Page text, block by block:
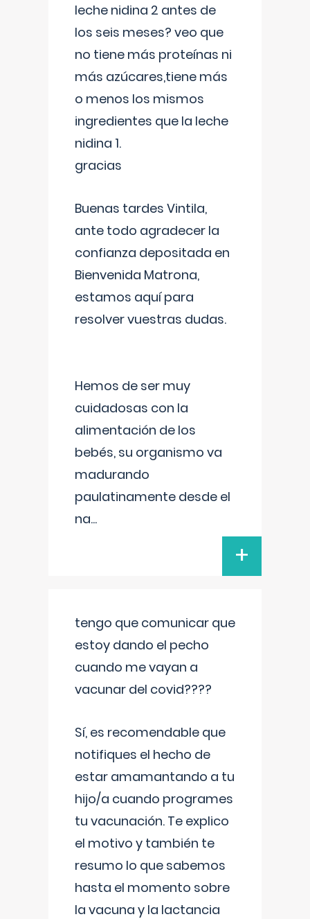
leche nidina 2 antes de
los seis meses? veo que
no tiene más proteínas ni
más azúcares,tiene más
o menos los mismos
ingredientes que la leche
nidina 1.
gracias
Buenas tardes Vintila,
ante todo agradecer la
confianza depositada en
Bienvenida Matrona,
estamos aquí para
resolver vuestras dudas.
Hemos de ser muy
cuidadosas con la
alimentación de los
bebés, su organismo va
madurando
paulatinamente desde el
na...
+
tengo que comunicar que
estoy dando el pecho
cuando me vayan a
vacunar del covid????
Sí, es recomendable que
notifiques el hecho de
estar amamantando a tu
hijo/a cuando programes
tu vacunación. Te explico
el motivo y también te
resumo lo que sabemos
hasta el momento sobre
la vacuna y la lactancia